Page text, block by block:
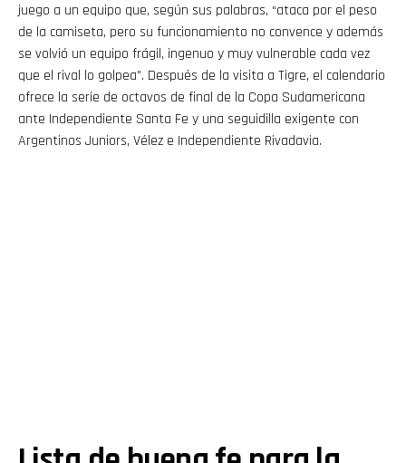
juego a un equipo que, según sus palabras, “ataca por el peso
de la camiseta, pero su funcionamiento no convence y además
se volvió un equipo frágil, ingenuo y muy vulnerable cada vez
que el rival lo golpea”. Después de la visita a Tigre, el calendario
ofrece la serie de octavos de final de la Copa Sudamericana
ante Independiente Santa Fe y una seguidilla exigente con
Argentinos Juniors, Vélez e Independiente Rivadavia.